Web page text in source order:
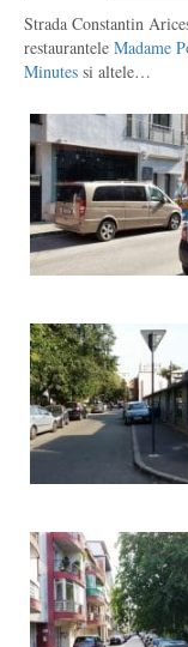
Strada Constantin
restaurantele Madame
Minutes si altele…